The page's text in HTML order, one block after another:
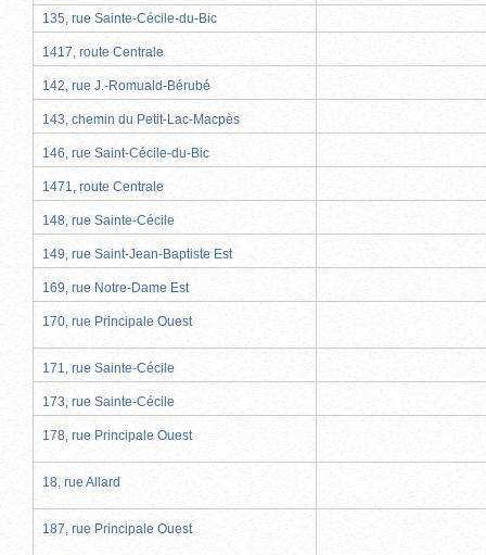
135, rue Sainte-Cécile-du-Bic
1417, route Centrale
142, rue J.-Romuald-Bérubé
143, chemin du Petit-Lac-Macpès
146, rue Saint-Cécile-du-Bic
1471, route Centrale
148, rue Sainte-Cécile
149, rue Saint-Jean-Baptiste Est
169, rue Notre-Dame Est
170, rue Principale Ouest
171, rue Sainte-Cécile
173, rue Sainte-Cécile
178, rue Principale Ouest
18, rue Allard
187, rue Principale Ouest